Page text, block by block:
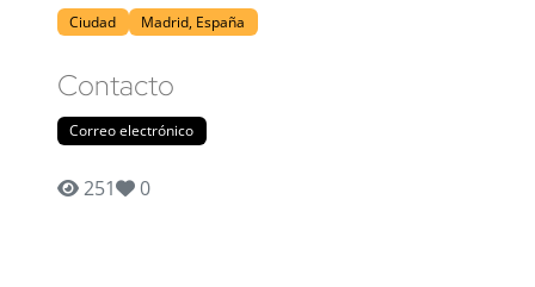
Ciudad Madrid, España
Contacto
Correo electrónico
251 0